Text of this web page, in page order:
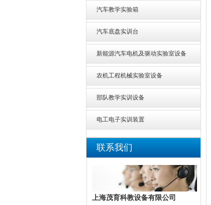
汽车教学实验箱
汽车底盘实训台
新能源汽车电机及驱动实验室设备
农机工程机械实验室设备
部队教学实训设备
电工电子实训装置
联系我们
上海茂育科教设备有限公司